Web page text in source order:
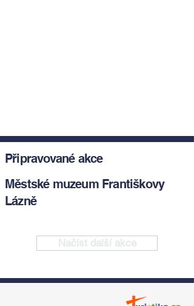
Připravované akce
Městské muzeum Františkovy
Lázně
Načíst další akce